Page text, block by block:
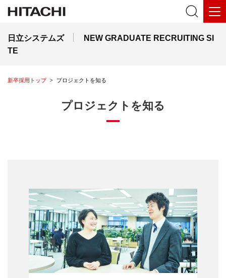
日立システムズ
NEW GRADUATE RECRUITING SI
TE
新卒採用トップ プロジェクトを知る
プロジェクトを知る